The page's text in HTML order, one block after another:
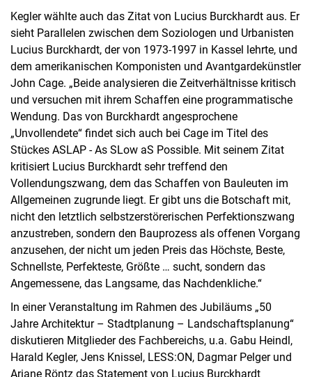
Kegler wählte auch das Zitat von Lucius Burckhardt aus. Er
sieht Parallelen zwischen dem Soziologen und Urbanisten
Lucius Burckhardt, der von 1973-1997 in Kassel lehrte, und
dem amerikanischen Komponisten und Avantgardekünstler
John Cage. „Beide analysieren die Zeitverhältnisse kritisch
und versuchen mit ihrem Schaffen eine programmatische
Wendung. Das von Burckhardt angesprochene
„Unvollendete“ findet sich auch bei Cage im Titel des
Stückes ASLAP - As SLow aS Possible. Mit seinem Zitat
kritisiert Lucius Burckhardt sehr treffend den
Vollendungszwang, dem das Schaffen von Bauleuten im
Allgemeinen zugrunde liegt. Er gibt uns die Botschaft mit,
nicht den letztlich selbstzerstörerischen Perfektionszwang
anzustreben, sondern den Bauprozess als offenen Vorgang
anzusehen, der nicht um jeden Preis das Höchste, Beste,
Schnellste, Perfekteste, Größte … sucht, sondern das
Angemessene, das Langsame, das Nachdenkliche.“
In einer Veranstaltung im Rahmen des Jubiläums „50
Jahre Architektur – Stadtplanung – Landschaftsplanung“
diskutieren Mitglieder des Fachbereichs, u.a. Gabu Heindl,
Harald Kegler, Jens Knissel, LESS:ON, Dagmar Pelger und
Ariane Röntz das Statement von Lucius Burckhardt